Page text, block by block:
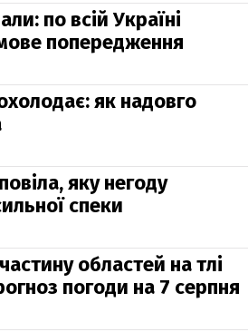
по всій Україні
попередження
як надовго
яку негоду
спеки
областей на тлі
погоди на 7 серпня